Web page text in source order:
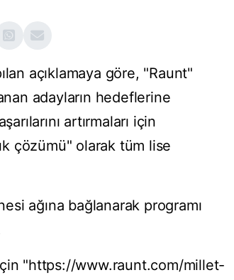
açıklamaya göre, "Raunt"
adayların hedeflerine
artırmaları için
çözümü" olarak tüm lise
ağına bağlanarak programı
"https://www.raunt.com/millet-